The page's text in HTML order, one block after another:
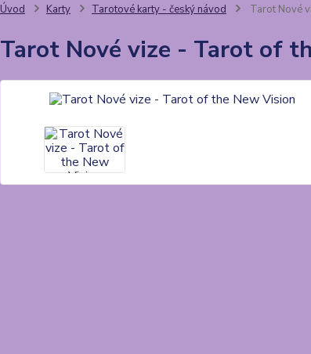
Úvod Karty Tarotové karty - český návod Tarot Nové
Tarot Nové vize - Tarot of